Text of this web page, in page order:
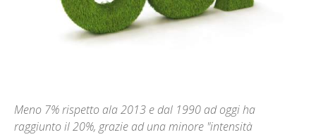
Meno 7% rispetto ala 2013 e dal 1990 ad oggi ha
raggiunto il 20%, grazie ad una minore "intensità